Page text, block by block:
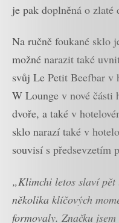
je pak doplněná o zlaté
Na ručně foukané sklo
možné narazit také
svůj Le Petit Beefbar v
W Lounge v nové části
dvoře, a také v
sklo narazí také v
souvisí s předsevzetím
„Klimchi letos slaví pět
několika klíčových
formovaly. Značku